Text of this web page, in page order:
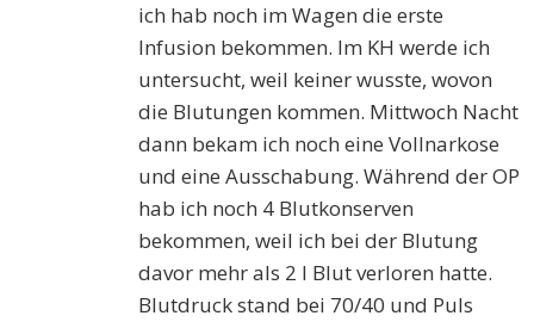
ich hab noch im Wagen die erste
Infusion bekommen. Im KH werde ich
untersucht, weil keiner wusste, wovon
die Blutungen kommen. Mittwoch Nacht
dann bekam ich noch eine Vollnarkose
und eine Ausschabung. Während der OP
hab ich noch 4 Blutkonserven
bekommen, weil ich bei der Blutung
davor mehr als 2 l Blut verloren hatte.
Blutdruck stand bei 70/40 und Puls